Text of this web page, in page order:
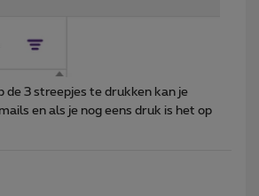
de 3 streepjes te drukken kan je
en als je nog eens druk is het op